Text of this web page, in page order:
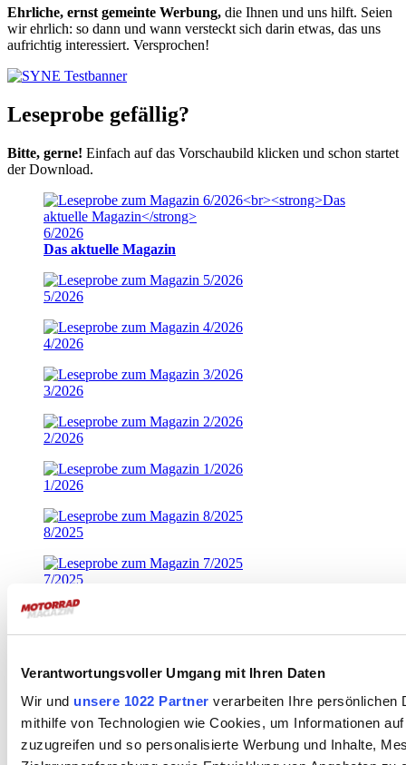
Verantwortungsvoller Umgang mit Ihren Daten
Wir und unsere 1022 Partner verarbeiten Ihre persönlichen
mithilfe von Technologien wie Cookies, um Informationen
zuzugreifen und so personalisierte Werbung und Inhalte,
Ehrliche, ernst gemeinte Werbung, die Ihnen und uns hilft. Seien
wir ehrlich: so dann und wann versteckt sich darin etwas, das uns
aufrichtig interessiert. Versprochen!
Leseprobe gefällig?
Bitte, gerne! Einfach auf das Vorschaubild klicken und schon startet
der Download.
6/2026
Das aktuelle Magazin
5/2026
4/2026
3/2026
2/2026
1/2026
8/2025
7/2025
Werbung, Social Media & Co
wir ehrlich: so dann und wann versteckt sich darin etwas, das uns
Home
Kontakt
Impressum / Offenlegung